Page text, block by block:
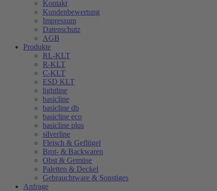
Kontakt
Kundenbewertung
Impressum
Datenschutz
AGB
Produkte
RL-KLT
R-KLT
C-KLT
ESD KLT
lightline
basicline
basicline db
basicline eco
basicline plus
silverline
Fleisch & Geflügel
Brot- & Backwaren
Obst & Gemüse
Paletten & Deckel
Gebrauchtware & Sonstiges
Anfrage